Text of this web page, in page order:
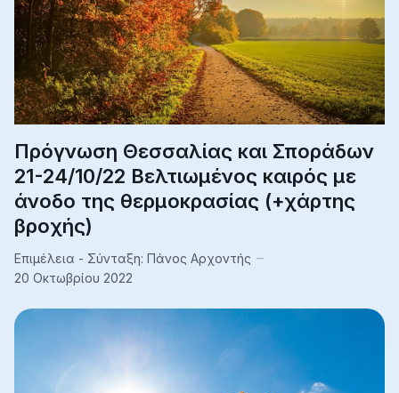
Πρόγνωση Θεσσαλίας και Σποράδων
21-24/10/22 Βελτιωμένος καιρός με
άνοδο της θερμοκρασίας (+χάρτης
βροχής)
Επιμέλεια - Σύνταξη: Πάνος Αρχοντής
20 Οκτωβρίου 2022